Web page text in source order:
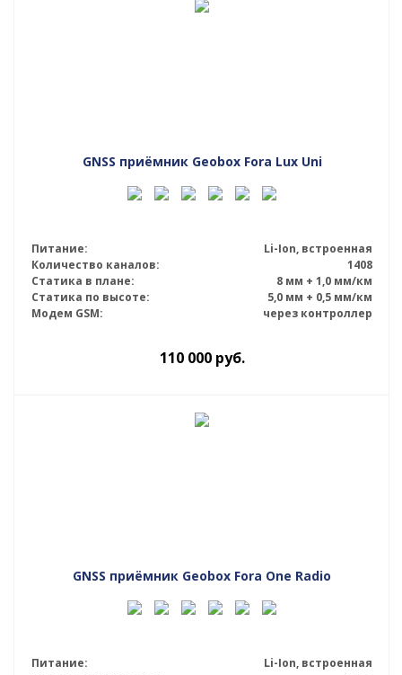
GNSS приёмник Geobox Fora Lux Uni
Питание:
Li-Ion, встроенная
Количество каналов:
1408
Статика в плане:
8 мм + 1,0 мм/км
Статика по высоте:
5,0 мм + 0,5 мм/км
Модем GSM:
через контроллер
110 000руб.
GNSS приёмник Geobox Fora One Radio
Питание:
Li-Ion, встроенная